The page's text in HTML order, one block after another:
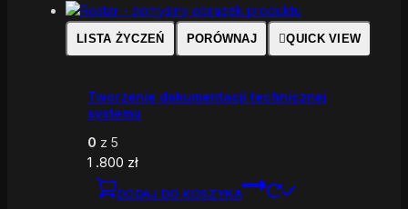
LISTA ŻYCZEŃ PORÓWNAJ QUICK VIEW
Tworzenie dokumentacji technicznej
systemu
0 z 5
1 .800 zł
DODAJ DO KOSZYKA